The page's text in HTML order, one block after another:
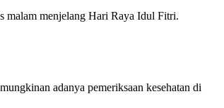
malam menjelang Hari Raya Idul Fitri.
adanya pemeriksaan kesehatan di